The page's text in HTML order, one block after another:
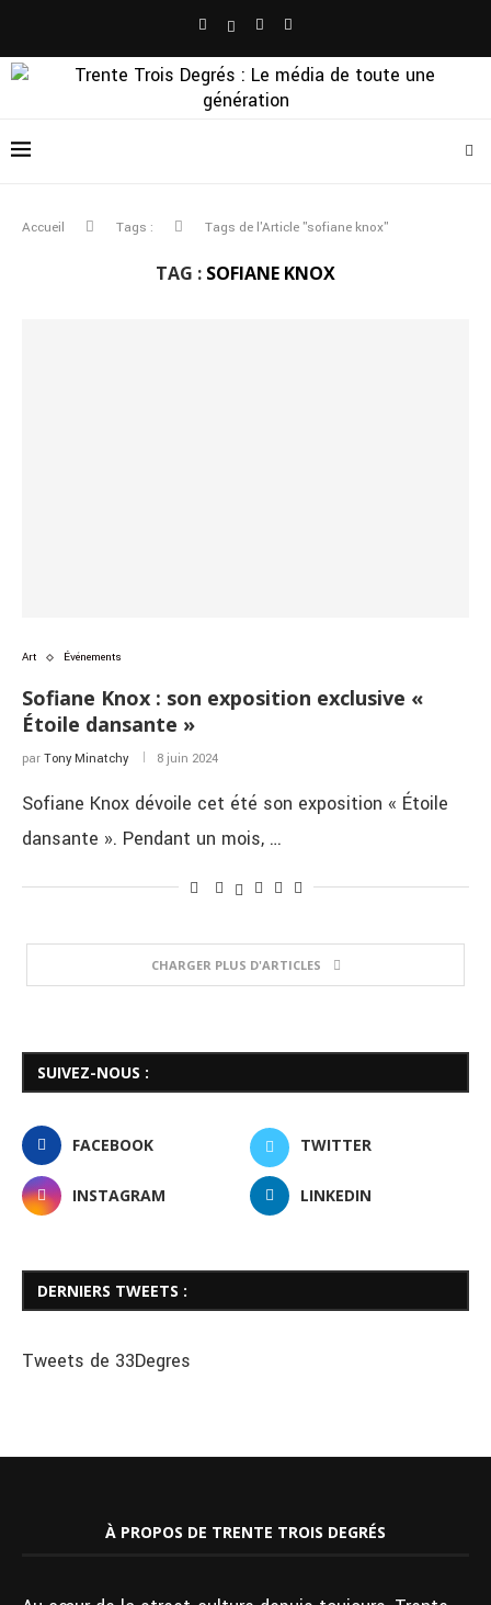
Accueil Tags : Tags de l'Article "sofiane knox"
TAG : SOFIANE KNOX
Art Événements
Sofiane Knox : son exposition exclusive «
Étoile dansante »
par Tony Minatchy 8 juin 2024
Sofiane Knox dévoile cet été son exposition « Étoile
dansante ». Pendant un mois, …
CHARGER PLUS D'ARTICLES
SUIVEZ-NOUS :
FACEBOOK TWITTER
INSTAGRAM LINKEDIN
DERNIERS TWEETS :
Tweets de 33Degres
À PROPOS DE TRENTE TROIS DEGRÉS